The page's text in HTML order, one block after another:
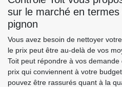
sur le marché en
pignon
Vous avez besoin de nettoyer
le prix peut être au-delà de vos
Toit peut répondre à vos
prix qui conviennent à votre
pouvez être rassurés quant à la